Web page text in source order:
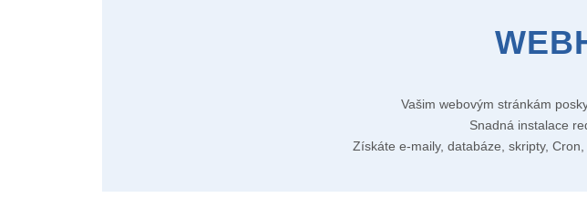
Vašim webovým stránkám
Snadná instalace
Získáte e-maily, databáze, skripty,